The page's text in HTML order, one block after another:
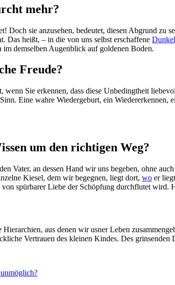
mehr?
Doch sie anzusehen, bedeutet, diesen Abgrund zu
Das heißt, – in die von uns selbst erschaffene
im demselben Augenblick auf goldenen Boden.
Freude?
wenn Sie erkennen, dass diese Unbedingtheit
Eine wahre Wiedergeburt, ein Wiedererkennen,
um den richtigen Weg?
Vater, an dessen Hand wir uns begeben, ohne
Kiesel, dem wir begegnen, liegt dort, wo er
spürbarer Liebe der Schöpfung durchflutet wird.
aus denen wir usner Leben
Vertrauen des kleinen Kindes. Des